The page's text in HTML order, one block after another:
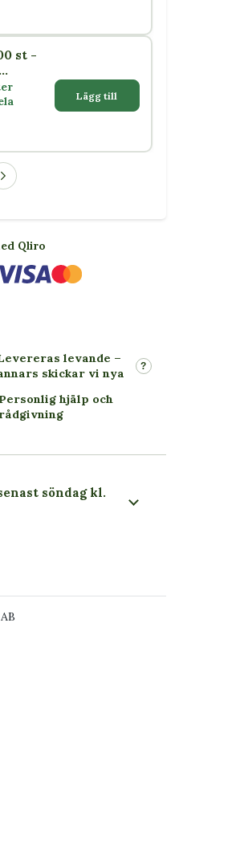
st -
Lägg till
Qliro
levande –
skickar vi nya
?
Personlig hjälp och
rådgivning
söndag kl.